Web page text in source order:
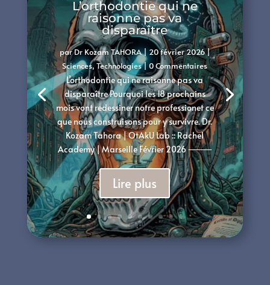
L’orthodontie qui ne
raisonne pas va
disparaître
parDr Kozam TAHORA|20 février 2026|
Sciences,Technologies| 0 Commentaires
L’orthodontie qui ne raisonne pas va
disparaître Pourquoi les 18 prochains
mois vont redessiner notre professionet ce
que nous construisons pour y survivre. Dr.
Kozam Tahora | OtAkU Lab :: Rachel
Academy | Marseille Février 2026 ⸻
Lire plus